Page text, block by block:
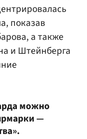
показав
а также
и Штейнберга
можно
—